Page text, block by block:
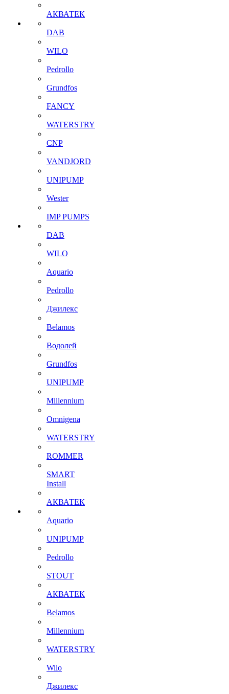
АКВАТЕК
DAB
WILO
Pedrollo
Grundfos
FANCY
WATERSTRY
CNP
VANDJORD
UNIPUMP
Wester
IMP PUMPS
DAB
WILO
Aquario
Pedrollo
Джилекс
Belamos
Водолей
Grundfos
UNIPUMP
Millennium
Omnigena
WATERSTRY
ROMMER
SMART
Install
АКВАТЕК
Aquario
UNIPUMP
Pedrollo
STOUT
АКВАТЕК
Belamos
Millennium
WATERSTRY
Wilo
Джилекс